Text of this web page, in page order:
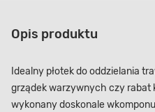
Opis produktu
Idealny płotek do oddzielania
grządek warzywnych czy
wykonany doskonale